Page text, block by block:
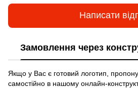
Написати
Замовлення через
Якщо у Вас є готовий логотип,
самостійно в нашому онлайн-